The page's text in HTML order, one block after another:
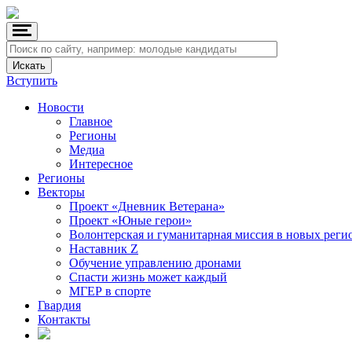
Вступить
Новости
Главное
Регионы
Медиа
Интересное
Регионы
Векторы
Проект «Дневник Ветерана»
Проект «Юные герои»
Волонтерская и гуманитарная миссия в новых
Наставник Z
Обучение управлению дронами
Спасти жизнь может каждый
МГЕР в спорте
Гвардия
Контакты